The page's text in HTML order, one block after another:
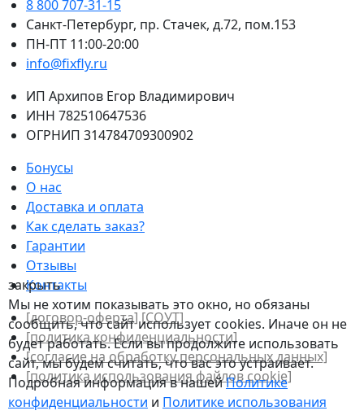
закрыть
Мы не хотим показывать это окно, но обязаны
сообщить, что сайт использует cookies. Иначе он не
будет работать. Если вы продолжите использовать
сайт, мы будем считать, что вас это устраивает.
Подробная информация в нашейПолитике
конфиденциальности и Политике использования
8 800 707-31-15
Санкт-Петербург, пр. Стачек, д.72, пом.153
ПН-ПТ 11:00-20:00
info@fixfly.ru
ИП Архипов Егор Владимирович
ИНН 782510647536
ОГРНИП 314784709300902
Бонусы
О нас
Доставка и оплата
Как сделать заказ?
Гарантии
Отзывы
Контакты
[договор-оферта] [СОУТ]
[политикa конфиденциальности]
[согласие на обработку персональных данных]
[политика использования файлов сookie]